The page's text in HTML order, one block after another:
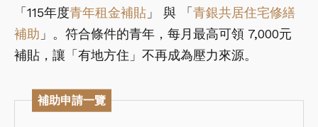
「115年度青年租金補貼 」 與 「 青銀共居住宅修繕
補助 」。符合條件的青年，每月最高可領 7,000元
補貼，讓「有地方住」不再成為壓力來源。
補助申請一覽